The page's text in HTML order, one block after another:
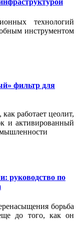
технологий
инструментом
фильтр для
работает цеолит,
и активированный
руководство по
борьба
до того, как он